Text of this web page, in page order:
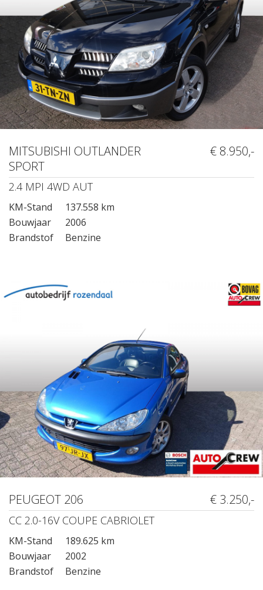
MITSUBISHI OUTLANDER
SPORT
€ 8.950,-
2.4 MPI 4WD AUT
KM-Stand
137.558 km
Bouwjaar
2006
Brandstof
Benzine
PEUGEOT 206 € 3.250,-
CC 2.0-16V COUPE CABRIOLET
KM-Stand
189.625 km
Bouwjaar
2002
Brandstof
Benzine